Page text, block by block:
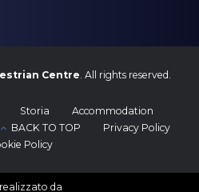
Centre . All rights reserved.
Storia
Accommodation
BACK TO TOP
Privacy Policy
Policy
da